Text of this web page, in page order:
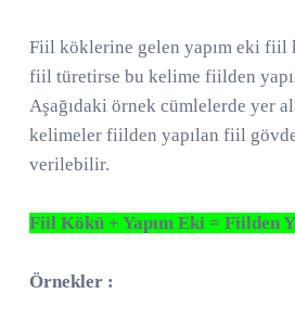
Fiil köklerine gelen yapım eki fiil
fiil türetirse bu kelime fiilden
Aşağıdaki örnek cümlelerde yer
kelimeler fiilden yapılan fiil
verilebilir.
Fiil Kökü + Yapım Eki = Fiilden
Örnekler :